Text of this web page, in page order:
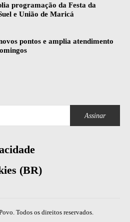
programação da Festa da
e União de Maricá
pontos e amplia atendimento
Assinar
(BR)
Todos os direitos reservados.